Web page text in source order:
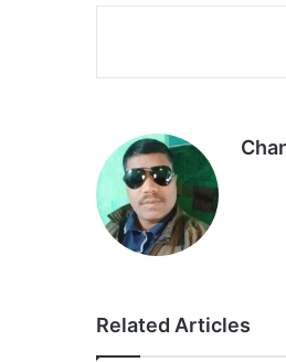
Related Articles